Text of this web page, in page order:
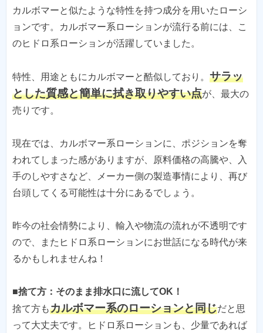
カルボマーと似たような特性を持つ成分を用いたローシ
ョンです。カルボマー系ローションが流行る前には、こ
のヒドロ系ローションが活躍していました。
特性、用途ともにカルボマーと酷似しており。 サラッ
とした質感と簡単に拭き取りやすい点が、最大の
売りです。
現在では、カルボマー系ローションに、ポジションを奪
われてしまった感がありますが、原料価格の高騰や、入
手のしやすさなど、メーカー側の製造事情により、再び
台頭してくる可能性は十分にあるでしょう。
昨今の社会情勢により、輸入や物流の流れが不透明です
ので、またヒドロ系ローションにお世話になる時代が来
るかもしれませんね！
■捨て方：そのまま排水口に流してOK！
捨て方もカルボマー系のローションと同じだと思
って大丈夫です。ヒドロ系ローションも、少量であれば